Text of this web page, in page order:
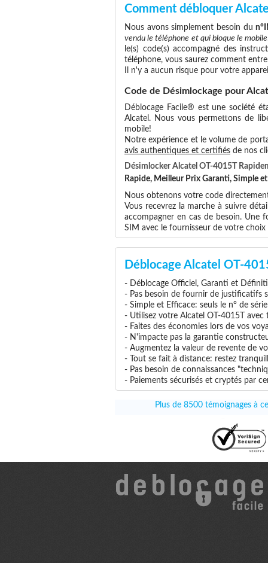
Comment débloquer
Nous avons simplement besoin du
vendu le téléphone et qui bloque le mobile
le(s) code(s) accompagné des
téléphone, vous saurez comment
Il n'y a aucun risque pour votre
Code de Désimlockage pour
Déblocage Facile® est une société
Alcatel. Nous vous permettons de
mobile!
Notre expérience et le volume de
avis authentiques et certifiés de nos
Désimlocker Alcatel OT-4015T
Rapide, Meilleur Prix Garanti, Simple
Nous obtenons votre code
Vous recevrez la marche à suivre
accompagner en cas de besoin. Une
SIM avec le fournisseur de votre
Déblocage Alcatel OT-
- Déblocage Officiel, Garanti et
- Pas besoin de fournir de justificatifs
- Simple et Efficace: seuls le n° de
- Utilisez votre Alcatel OT-4015T
- Faites des économies lors de vos
- N'impacte pas la garantie
- Augmentez la valeur de revente de
- Tout se fait à distance: restez
- Pas besoin de connaissances
- Paiements sécurisés et cryptés par
Plus de 8500 témoignages à